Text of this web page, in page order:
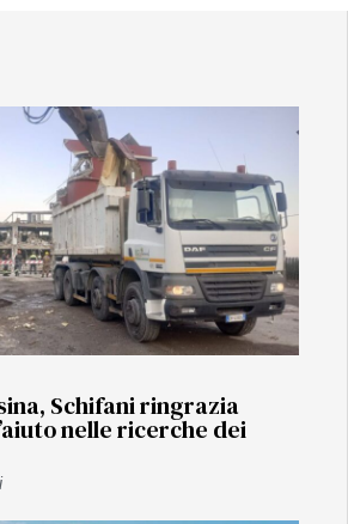
Schifani ringrazia
nelle ricerche dei